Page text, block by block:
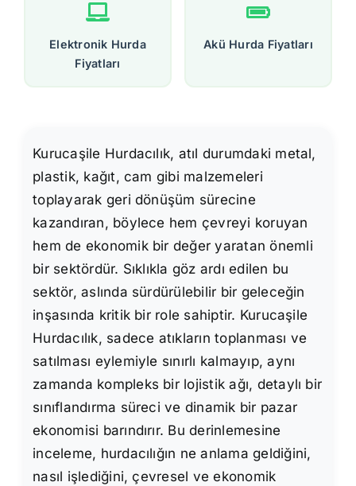
Elektronik Hurda
Fiyatları
Akü Hurda Fiyatları
Kurucaşile Hurdacılık, atıl durumdaki metal,
plastik, kağıt, cam gibi malzemeleri
toplayarak geri dönüşüm sürecine
kazandıran, böylece hem çevreyi koruyan
hem de ekonomik bir değer yaratan önemli
bir sektördür. Sıklıkla göz ardı edilen bu
sektör, aslında sürdürülebilir bir geleceğin
inşasında kritik bir role sahiptir. Kurucaşile
Hurdacılık, sadece atıkların toplanması ve
satılması eylemiyle sınırlı kalmayıp, aynı
zamanda kompleks bir lojistik ağı, detaylı bir
sınıflandırma süreci ve dinamik bir pazar
ekonomisi barındırır. Bu derinlemesine
inceleme, hurdacılığın ne anlama geldiğini,
nasıl işlediğini, çevresel ve ekonomik